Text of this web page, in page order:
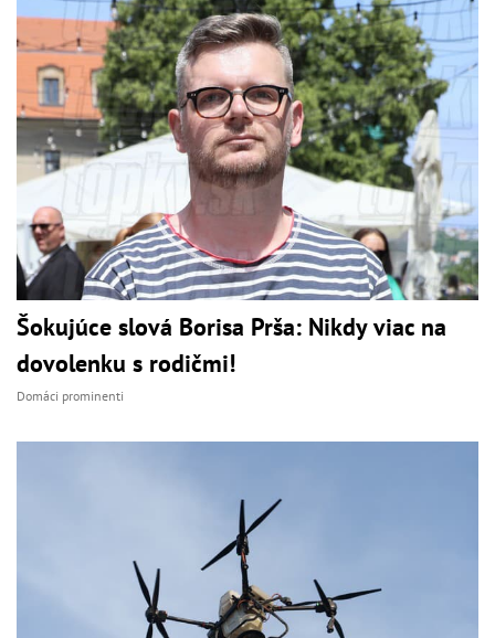
Šokujúce slová Borisa Prša: Nikdy viac na
dovolenku s rodičmi!
Domáci prominenti